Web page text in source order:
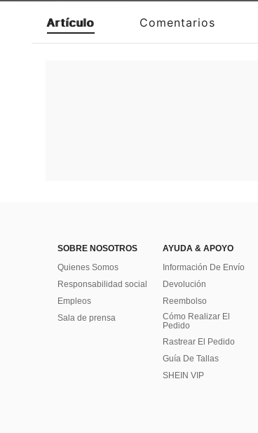
Artículo Comentarios
SOBRE NOSOTROS
Quienes Somos
Responsabilidad social
Empleos
Sala de prensa
AYUDA & APOYO
Información De Envío
Devolución
Reembolso
Cómo Realizar El
Pedido
Rastrear El Pedido
Guía De Tallas
SHEIN VIP